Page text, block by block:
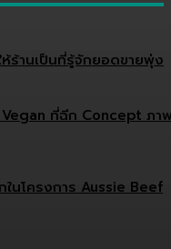
ห้ร้านเป็นที่รู้จักยอดขายพุ่ง
ที่ฉีก Concept ภา
ในโครงการ Aussie Beef